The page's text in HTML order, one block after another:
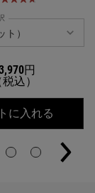
ーブライト エ
円
税込）
に入れる